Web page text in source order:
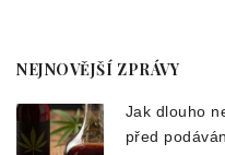
NEJNOVĚJŠÍ ZPRÁVY
Jak dlouho
před